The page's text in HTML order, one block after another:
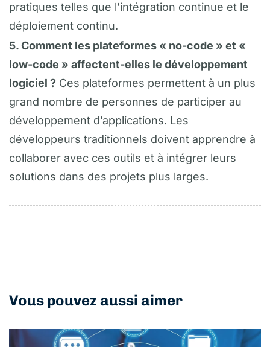
pratiques telles que l’intégration continue et le
déploiement continu.
5. Comment les plateformes « no-code » et «
low-code » affectent-elles le développement
logiciel ? Ces plateformes permettent à un plus
grand nombre de personnes de participer au
développement d’applications. Les
développeurs traditionnels doivent apprendre à
collaborer avec ces outils et à intégrer leurs
solutions dans des projets plus larges.
Vous pouvez aussi aimer